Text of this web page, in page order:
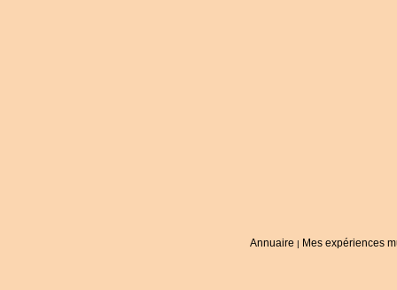
Annuaire | Mes expériences